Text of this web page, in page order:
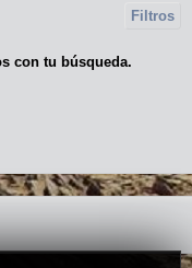
Filtros
con tu búsqueda.